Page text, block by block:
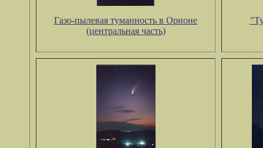
Газо-пылевая туманность в Орионе
(центральная часть)